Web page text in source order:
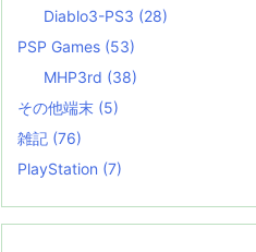
Diablo3-PS3 (28)
PSP Games (53)
MHP3rd (38)
その他端末 (5)
雑記 (76)
PlayStation (7)